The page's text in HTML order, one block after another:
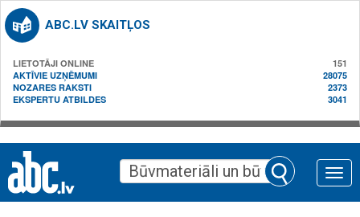
ABC.LV SKAITĻOS
LIETOTĀJI ONLINE
151
AKTĪVIE UZŅĒMUMI
28075
NOZARES RAKSTI
2373
EKSPERTU ATBILDES
3041
Toggle